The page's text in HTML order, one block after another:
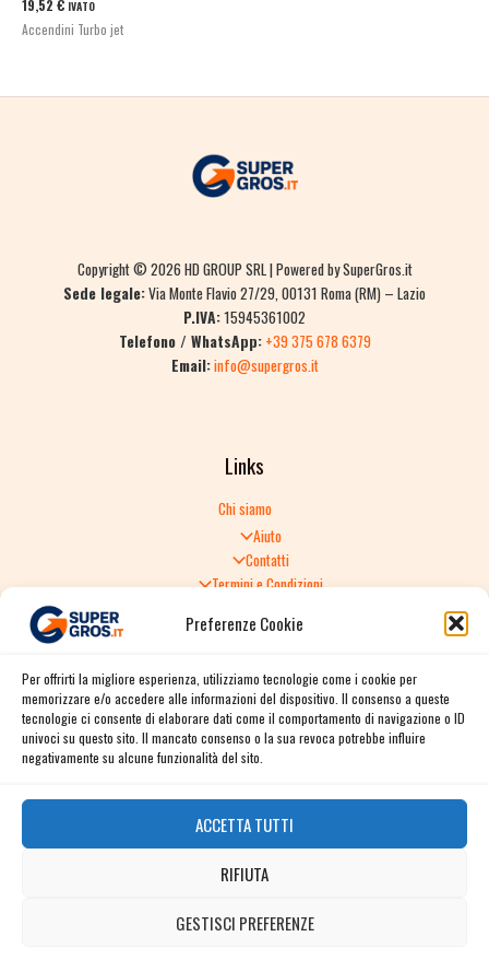
Preferenze Cookie
Per offrirti la migliore esperienza, utilizziamo tecnologie come i cookie per
memorizzare e/o accedere alle informazioni del dispositivo. Il consenso a queste
tecnologie ci consente di elaborare dati come il comportamento di navigazione o ID
univoci su questo sito. Il mancato consenso o la sua revoca potrebbe influire
negativamente su alcune funzionalità del sito.
ACCETTA TUTTI
RIFIUTA
GESTISCI PREFERENZE
19,52 € IVATO
Accendini Turbo jet
Copyright © 2026 HD GROUP SRL | Powered by SuperGros.it
Sede legale:Via Monte Flavio 27/29, 00131 Roma (RM) – Lazio
P.IVA:15945361002
Telefono / WhatsApp: +39 375 678 6379
Email:info@supergros.it
Links
Chi siamo
Aiuto
Contatti
Termini e Condizioni
Politica di Reso
Spedizione e consegna
Informativa sulla Privacy
Cookie Policy
Facebook
Instagram
Twitter / X